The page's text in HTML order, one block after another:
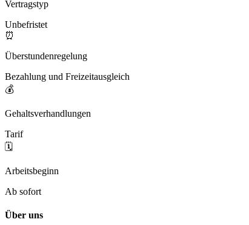
Vertragstyp
Unbefristet
⏰
Überstundenregelung
Bezahlung und Freizeitausgleich
💰
Gehaltsverhandlungen
Tarif
🗓️
Arbeitsbeginn
Ab sofort
Über uns